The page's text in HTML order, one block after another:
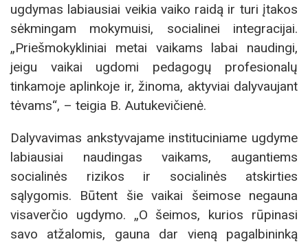
ugdymas labiausiai veikia vaiko raidą ir turi įtakos
sėkmingam mokymuisi, socialinei integracijai.
„Priešmokykliniai metai vaikams labai naudingi,
jeigu vaikai ugdomi pedagogų profesionalų
tinkamoje aplinkoje ir, žinoma, aktyviai dalyvaujant
tėvams“, – teigia B. Autukevičienė.
Dalyvavimas ankstyvajame instituciniame ugdyme
labiausiai naudingas vaikams, augantiems
socialinės rizikos ir socialinės atskirties
sąlygomis. Būtent šie vaikai šeimose negauna
visaverčio ugdymo. „O šeimos, kurios rūpinasi
savo atžalomis, gauna dar vieną pagalbininką